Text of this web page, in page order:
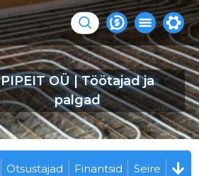
PIPEIT OÜ | Töötajad ja
palgad
Otsustajad Finantsid Seire